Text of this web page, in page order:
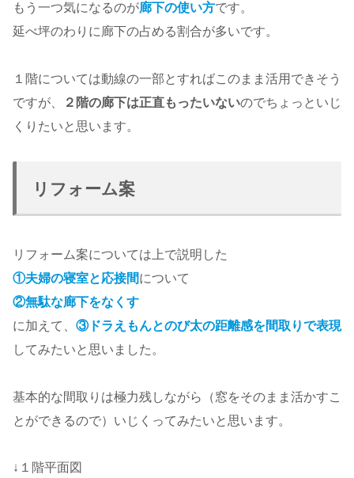
もう一つ気になるのが廊下の使い方です。
延べ坪のわりに廊下の占める割合が多いです。
１階については動線の一部とすればこのまま活用できそう
ですが、
２階の廊下は正直もったいないのでちょっといじ
くりたいと思います。
リフォーム案
リフォーム案については上で説明した
①夫婦の寝室と応接間について
②無駄な廊下をなくす
に加えて、 ③ドラえもんとのび太の距離感を間取りで表現
してみたいと思いました。
基本的な間取りは極力残しながら（窓をそのまま活かすこ
とができるので）いじくってみたいと思います。
↓１階平面図